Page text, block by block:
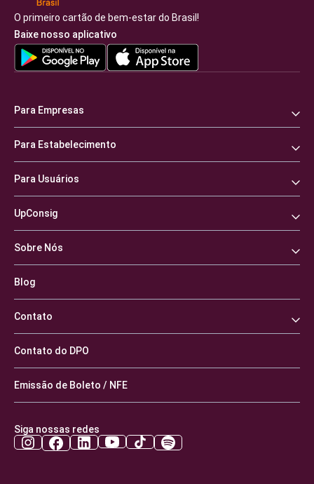
O primeiro cartão de bem-estar do Brasil!
Baixe nosso aplicativo
Para Empresas
Para Estabelecimento
Para Usuários
UpConsig
Sobre Nós
Blog
Contato
Contato do DPO
Emissão de Boleto / NFE
Siga nossas redes